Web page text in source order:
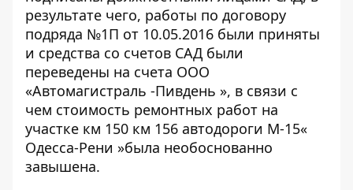
результате чего, работы по договору
подряда №1П от 10.05.2016 были приняты
и средства со счетов САД были
переведены на счета ООО
«Автомагистраль -Пивдень », в связи с
чем стоимость ремонтных работ на
участке км 150 км 156 автодороги М-15«
Одесса-Рени »была необоснованно
завышена.